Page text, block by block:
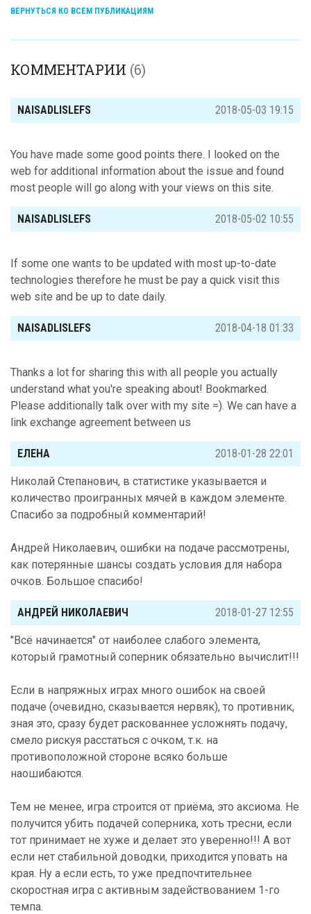
ВЕРНУТЬСЯ КО ВСЕМ ПУБЛИКАЦИЯМ
КОММЕНТАРИИ (6)
NAISADLISLEFS 2018-05-03 19:15
You have made some good points there. I looked on the
web for additional information about the issue and found
most people will go along with your views on this site.
NAISADLISLEFS 2018-05-02 10:55
If some one wants to be updated with most up-to-date
technologies therefore he must be pay a quick visit this
web site and be up to date daily.
NAISADLISLEFS 2018-04-18 01:33
Thanks a lot for sharing this with all people you actually
understand what you're speaking about! Bookmarked.
Please additionally talk over with my site =). We can have a
link exchange agreement between us
ЕЛЕНА 2018-01-28 22:01
Николай Степанович, в статистике указывается и
количество проигранных мячей в каждом элементе.
Спасибо за подробный комментарий!
Андрей Николаевич, ошибки на подаче рассмотрены,
как потерянные шансы создать условия для набора
очков. Большое спасибо!
АНДРЕЙ НИКОЛАЕВИЧ 2018-01-27 12:55
"Всё начинается" от наиболее слабого элемента,
который грамотный соперник обязательно вычислит!!!
Если в напряжных играх много ошибок на своей
подаче (очевидно, сказывается нервяк), то противник,
зная это, сразу будет раскованнее усложнять подачу,
смело рискуя расстаться с очком, т.к. на
противоположной стороне всяко больше
наошибаются.
Тем не менее, игра строится от приёма, это аксиома. Не
получится убить подачей соперника, хоть тресни, если
тот принимает не хуже и делает это уверенно!!! А вот
если нет стабильной доводки, приходится уповать на
края. Ну а если есть, то уже предпочтительнее
скоростная игра с активным задействованием 1-го
темпа.